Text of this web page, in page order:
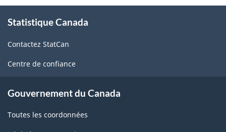
propos
ce
site
Statistique Canada
Contactez StatCan
Centre de confiance
Gouvernement du Canada
Toutes les coordonnées